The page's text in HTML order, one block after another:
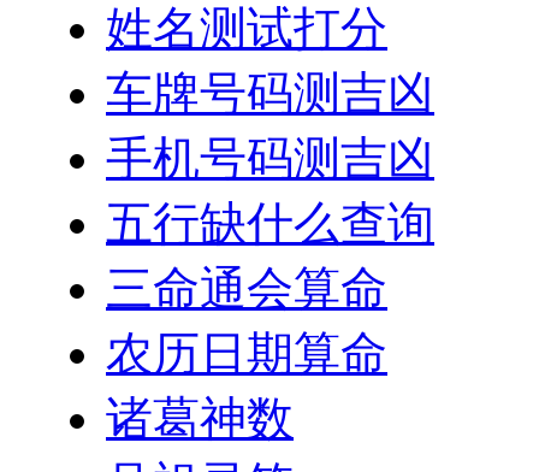
姓名测试打分
车牌号码测吉凶
手机号码测吉凶
五行缺什么查询
三命通会算命
农历日期算命
诸葛神数